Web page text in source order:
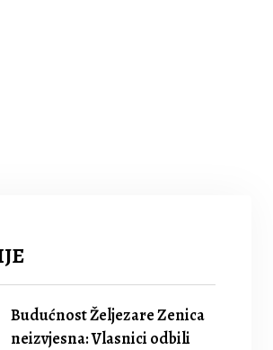
Budućnost Željezare Zenica
neizvjesna: Vlasnici odbili